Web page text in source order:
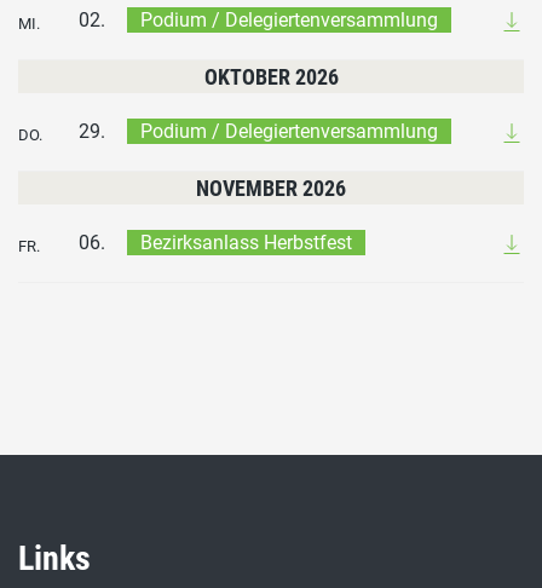
MI. 02. Podium / Delegiertenversammlung
OKTOBER 2026
DO. 29. Podium / Delegiertenversammlung
NOVEMBER 2026
FR. 06. Bezirksanlass Herbstfest
Links